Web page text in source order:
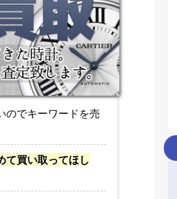
のでキーワードを売
て買い取ってほし